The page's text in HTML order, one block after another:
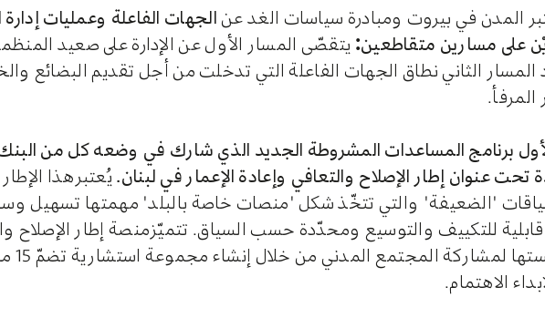
المدن في بيروت ومبادرة سياسات الغد عنالجهات الفاعلة وعمليات
على مسارين متقاطعين: يتقصّى المسار الأول عن الإدارة على صعيد
المسار الثاني نطاق الجهات الفاعلة التي تدخلت من أجل تقديم البضائع
برنامج المساعدات المشروطة الجديد الذي شارك في وضعه كل من البنك
تحت عنوان إطار الإصلاح والتعافي وإعادة الإعمار في لبنان.يُعتبرهذا
"الضعيفة" والتي تتخّذ شكل "منصات خاصة بالبلد" مهمتها تسهيل
للتكييف والتوسيع ومحدّدة حسب السياق. تتميّزمنصة إطار الإصلاح
الاهتمام.